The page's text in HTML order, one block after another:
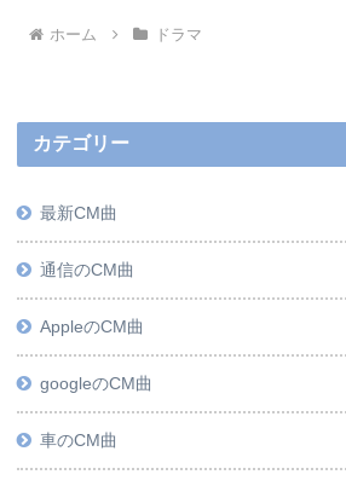
ホーム ドラマ
カテゴリー
最新CM曲
通信のCM曲
AppleのCM曲
googleのCM曲
車のCM曲